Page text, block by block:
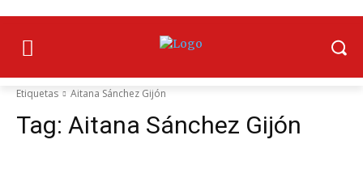
Etiquetas Aitana Sánchez Gijón
Tag: Aitana Sánchez Gijón